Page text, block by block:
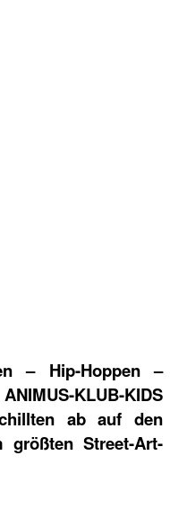
– Hip-Hoppen –
KLUB-KIDS
ab auf den
größten Street-Art-